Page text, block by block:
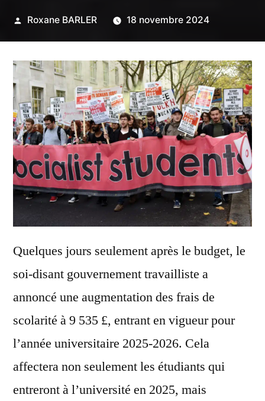
Publié
Roxane BARLER 18 novembre 2024
Quelques jours seulement après le budget, le
soi-disant gouvernement travailliste a
annoncé une augmentation des frais de
scolarité à 9 535 £, entrant en vigueur pour
l’année universitaire 2025-2026. Cela
affectera non seulement les étudiants qui
entreront à l’université en 2025, mais